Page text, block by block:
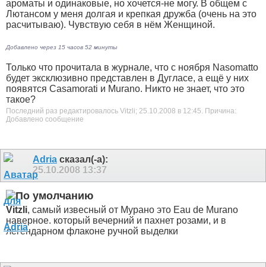
ароматы и одинаковые, но хочется-не могу. В общем с
Лютансом у меня долгая и крепкая дружба (очень на это
расчитываю). Чувствую себя в нём Женщиной.
Добавлено через 15 часов 52 минуты
Только что прочитала в журнале, что с ноября Nasomatto
будет эксклюзивно представлен в Дугласе, а ещё у них
появятся Casamorati и Murano. Никто не знает, что это
такое?
Последний раз редактировалось Vitzli; 25.10.2008 в 12:45. Причина:
Добавлено сообщение
Adria сказал(-а):
25.10.2008 13:37
Vitzli, самый извесный от Мурано это Eau de Murano
наверное. который вечерний и пахнет розами, и в
легендарном флаконе ручной выделки